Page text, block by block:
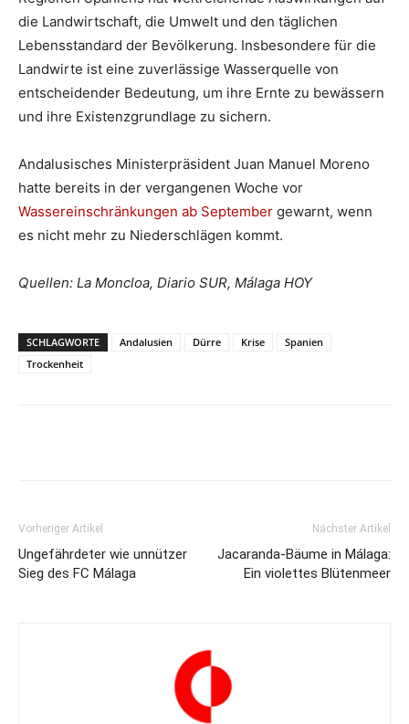
die Landwirtschaft, die Umwelt und den täglichen
Lebensstandard der Bevölkerung. Insbesondere für die
Landwirte ist eine zuverlässige Wasserquelle von
entscheidender Bedeutung, um ihre Ernte zu bewässern
und ihre Existenzgrundlage zu sichern.
Andalusisches Ministerpräsident Juan Manuel Moreno
hatte bereits in der vergangenen Woche vor
Wassereinschränkungen ab September gewarnt, wenn
es nicht mehr zu Niederschlägen kommt.
Quellen: La Moncloa, Diario SUR, Málaga HOY
SCHLAGWORTE Andalusien Dürre Krise
Spanien
Trockenheit
Vorheriger Artikel
Ungefährdeter wie unnützer
Sieg des FC Málaga
Nächster Artikel
Jacaranda-Bäume in Málaga:
Ein violettes Blütenmeer